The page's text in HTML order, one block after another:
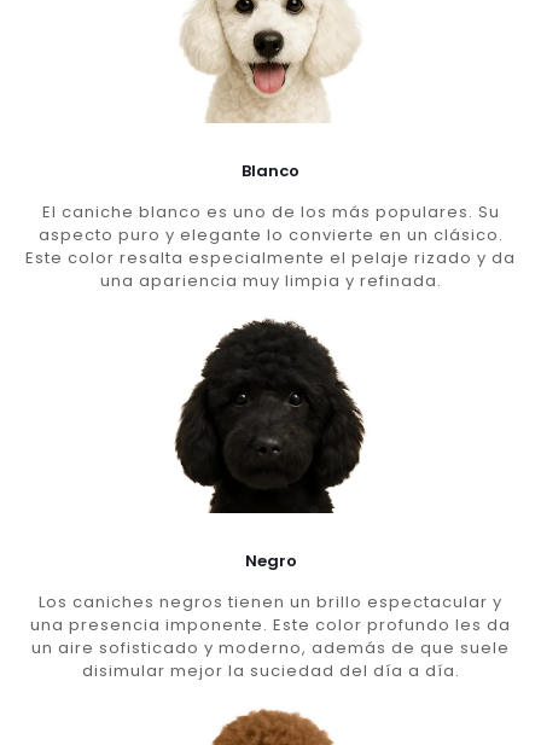
Blanco
El caniche blanco es uno de los más populares. Su
aspecto puro y elegante lo convierte en un clásico.
Este color resalta especialmente el pelaje rizado y da
una apariencia muy limpia y refinada.
Negro
Los caniches negros tienen un brillo espectacular y
una presencia imponente. Este color profundo les da
un aire sofisticado y moderno, además de que suele
disimular mejor la suciedad del día a día.